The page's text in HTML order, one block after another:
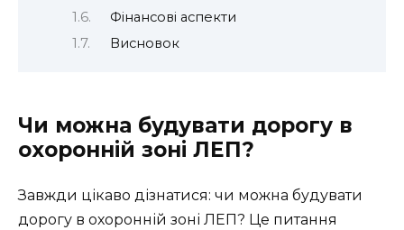
Фінансові аспекти
Висновок
Чи можна будувати дорогу в
охоронній зоні ЛЕП?
Завжди цікаво дізнатися: чи можна будувати
дорогу в охоронній зоні ЛЕП? Це питання